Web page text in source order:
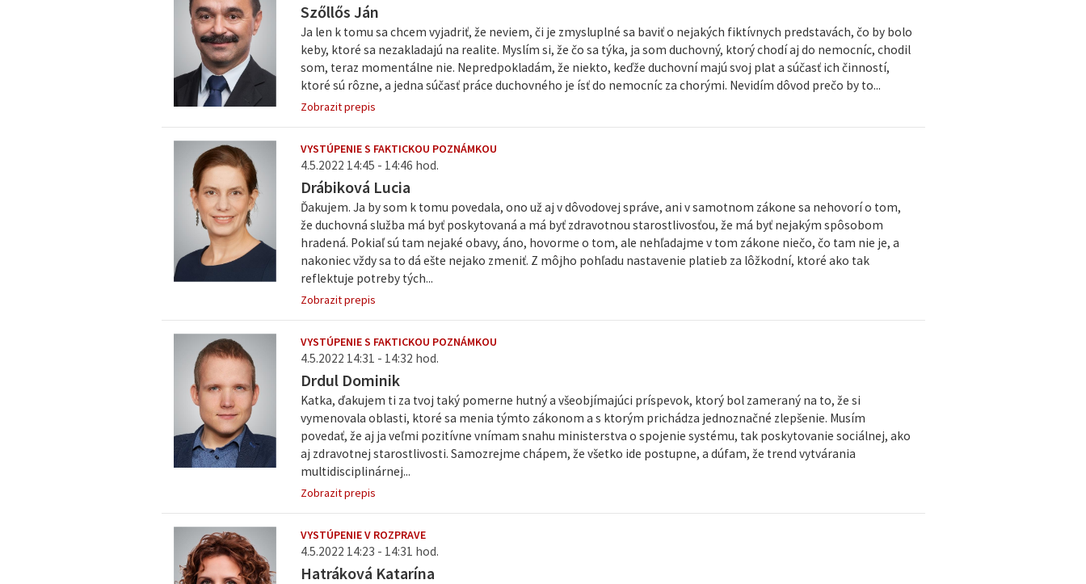
Szőllős Ján
Ja len k tomu sa chcem vyjadriť, že neviem, či je zmysluplné sa baviť o nejakých fiktívnych predstavách, čo by bolo
keby, ktoré sa nezakladajú na realite. Myslím si, že čo sa týka, ja som duchovný, ktorý chodí aj do nemocníc, chodil
som, teraz momentálne nie. Nepredpokladám, že niekto, keďže duchovní majú svoj plat a súčasť ich činností,
ktoré sú rôzne, a jedna súčasť práce duchovného je ísť do nemocníc za chorými. Nevidím dôvod prečo by to...
Zobrazit prepis
VYSTÚPENIE S FAKTICKOU POZNÁMKOU
4.5.2022 14:45 - 14:46 hod.
Drábiková Lucia
Ďakujem. Ja by som k tomu povedala, ono už aj v dôvodovej správe, ani v samotnom zákone sa nehovorí o tom,
že duchovná služba má byť poskytovaná a má byť zdravotnou starostlivosťou, že má byť nejakým spôsobom
hradená. Pokiaľ sú tam nejaké obavy, áno, hovorme o tom, ale nehľadajme v tom zákone niečo, čo tam nie je, a
nakoniec vždy sa to dá ešte nejako zmeniť. Z môjho pohľadu nastavenie platieb za lôžkodní, ktoré ako tak
reflektuje potreby tých...
Zobrazit prepis
VYSTÚPENIE S FAKTICKOU POZNÁMKOU
4.5.2022 14:31 - 14:32 hod.
Drdul Dominik
Katka, ďakujem ti za tvoj taký pomerne hutný a všeobjímajúci príspevok, ktorý bol zameraný na to, že si
vymenovala oblasti, ktoré sa menia týmto zákonom a s ktorým prichádza jednoznačné zlepšenie. Musím
povedať, že aj ja veľmi pozitívne vnímam snahu ministerstva o spojenie systému, tak poskytovanie sociálnej, ako
aj zdravotnej starostlivosti. Samozrejme chápem, že všetko ide postupne, a dúfam, že trend vytvárania
multidisciplinárnej...
Zobrazit prepis
VYSTÚPENIE V ROZPRAVE
4.5.2022 14:23 - 14:31 hod.
Hatráková Katarína